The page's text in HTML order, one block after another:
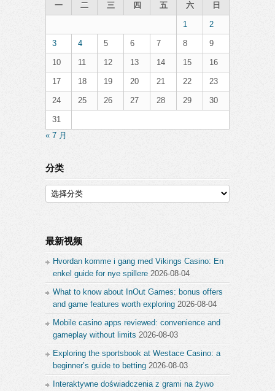
一 二 三 四 五 六 日
1 2
3 4 5 6 7 8 9
10 11 12 13 14 15 16
17 18 19 20 21 22 23
24 25 26 27 28 29 30
31
« 7 月
分类
分
类
最新视频
Hvordan komme i gang med Vikings Casino: En
enkel guide for nye spillere 2026-08-04
What to know about InOut Games: bonus offers
and game features worth exploring 2026-08-04
Mobile casino apps reviewed: convenience and
gameplay without limits 2026-08-03
Exploring the sportsbook at Westace Casino: a
beginner’s guide to betting 2026-08-03
Interaktywne doświadczenia z grami na żywo